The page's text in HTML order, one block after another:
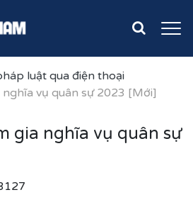
luật qua điện thoại
vụ quân sự 2023 [Mới]
gia nghĩa vụ quân sự